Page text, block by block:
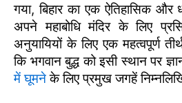
गया, बिहार का एक ऐतिहासिक और
अपने महाबोधि मंदिर के लिए
अनुयायियों के लिए एक महत्वपूर्ण
कि भगवान बुद्ध को इसी स्थान पर
में घूमनेके लिए प्रमुख जगहें